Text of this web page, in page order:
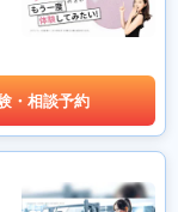
・相談予約